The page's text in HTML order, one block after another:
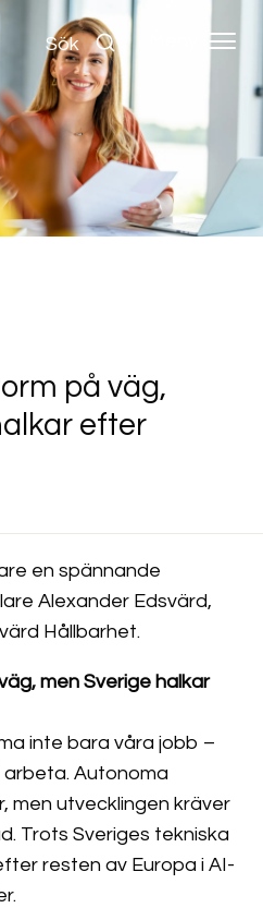
Sök
på väg,
efter
en spännande
Alexander Edsvärd,
Hållbarhet.
men Sverige halkar
inte bara våra jobb –
Autonoma
men utvecklingen kräver
Trots Sveriges tekniska
resten av Europa i AI-